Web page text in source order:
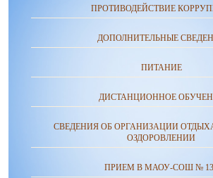
ПРОТИВОДЕЙСТВИЕ
ДОПОЛНИТЕЛЬНЫЕ
ПИТАНИЕ
ДИСТАНЦИОННОЕ
СВЕДЕНИЯ ОБ ОРГАНИЗАЦИИ
ОЗДОРОВЛЕНИИ
ПРИЕМ В МАОУ-СОШ №